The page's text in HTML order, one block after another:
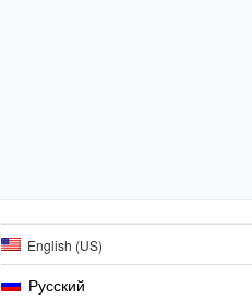
English (US)
Русский